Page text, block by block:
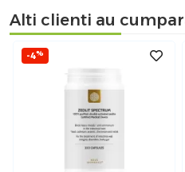
Alti clienti au
-4%